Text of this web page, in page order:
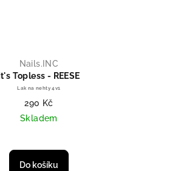
Nails.INC
It's Topless - REESE
Lak na nehty 4v1
290 Kč
Skladem
Do košíku